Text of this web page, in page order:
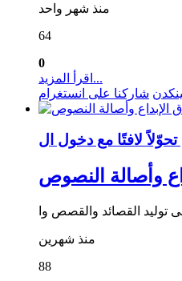
منذ شهر واحد
64
0
اقرأ المزيد...
شاركنا على انستغرام
وأصالة النصوص
منذ شهرين
88